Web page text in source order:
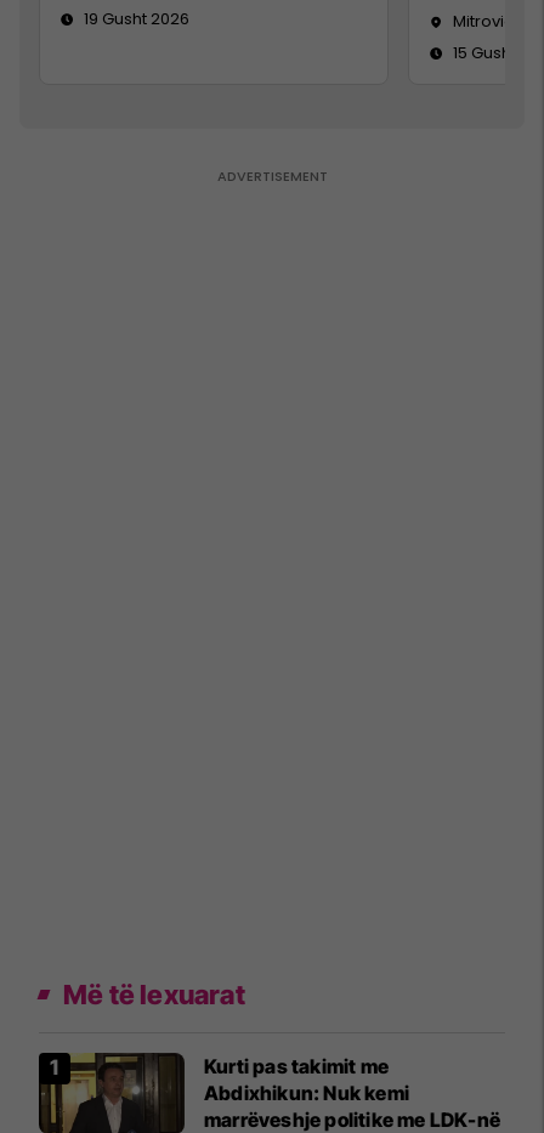
19 Gusht 2026
Mitrovicë
15 Gusht
Më të lexuarat
Kurti pas takimit me
Abdixhikun: Nuk kemi
marrëveshje politike me LDK-në